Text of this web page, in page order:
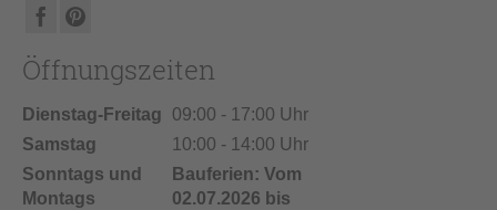
Öffnungszeiten
Dienstag-Freitag
09:00 - 17:00 Uhr
Samstag
10:00 - 14:00 Uhr
Sonntags und
Montags
Bauferien: Vom
02.07.2026 bis